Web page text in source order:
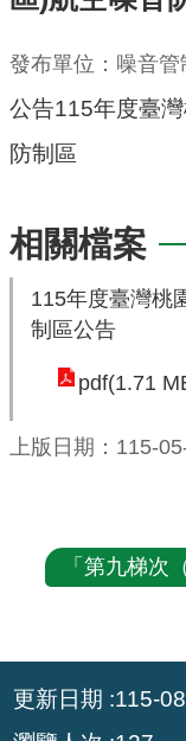
們
環
保
環
境
品
民
服
所
發布單位：噪音
公告115年度臺
防制區
相關檔案
115年度臺灣桃
制區公告
pdf(1.71
上版日期：115-
「第九梯次
更新日期 115-